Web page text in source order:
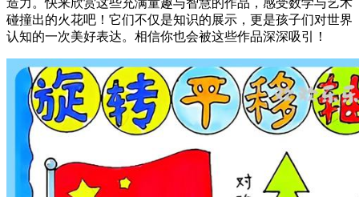
碰撞出的火花吧！它们不仅是知识的展示，更是孩子们对世界
认知的一次美好表达。相信你也会被这些作品深深吸引！